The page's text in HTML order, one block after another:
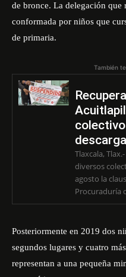
de bronce. La delegación que
conformada por niños que
de primaria.
También
Tlaxcala,
diversos
agosto la
Procuraduría
Posteriormente en 2019 dos
segundos lugares y cuatro
representan a una pequeña